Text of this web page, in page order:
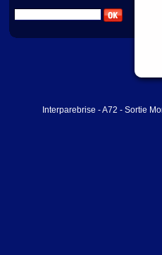
Interparebrise - A72 - Sortie